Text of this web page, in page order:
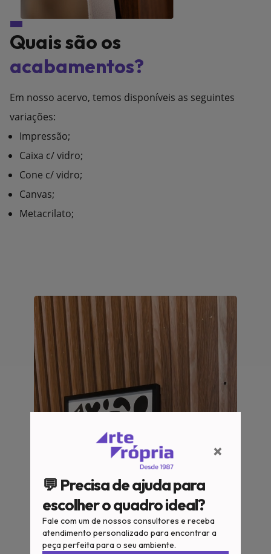
×
💬 Precisa de ajuda para
escolher o quadro ideal?
Fale com um de nossos consultores e receba
atendimento personalizado para encontrar a
peça perfeita para o seu ambiente.
Quais são os
acabamentos?
Em nosso acervo, temos disponíveis as seguintes
variações:
Impressão;
Caixa c/ vidro;
Cone c/ vidro;
Canvas;
Metacrilato;